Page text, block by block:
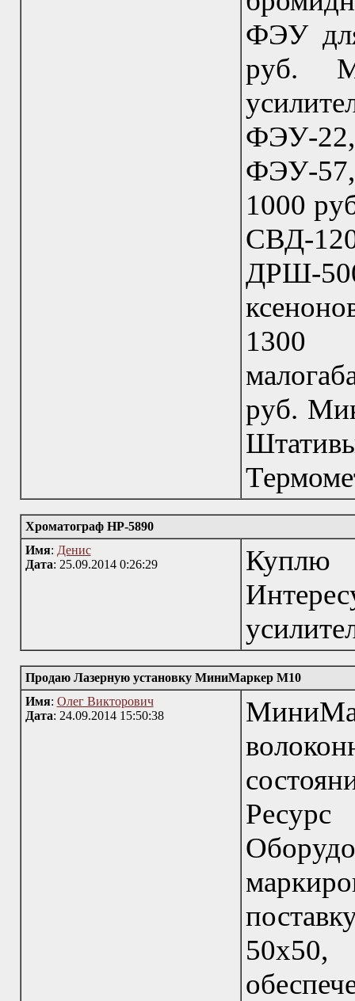
ФЭУ
руб.
ФЭУ-
ФЭУ-
1000
СВД-
ДРШ-
1300
руб.
Хроматограф HP-5890
Имя: Денис
Дата: 25.09.2014 0:26:29
Куплю
Продаю Лазерную установку МиниМаркер М10
Имя: Олег Викторович
Дата: 24.09.2014 15:50:38